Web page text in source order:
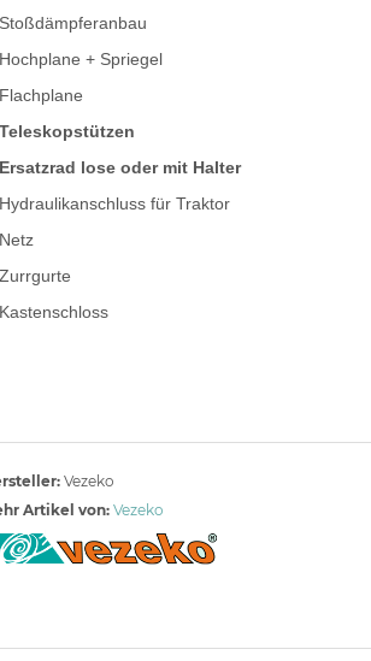
Stoßdämpferanbau
Hochplane + Spriegel
Flachplane
Teleskopstützen
Ersatzrad lose oder mit Halter
Hydraulikanschluss für Traktor
Netz
Zurrgurte
Kastenschloss
Vezeko
Artikel von: Vezeko